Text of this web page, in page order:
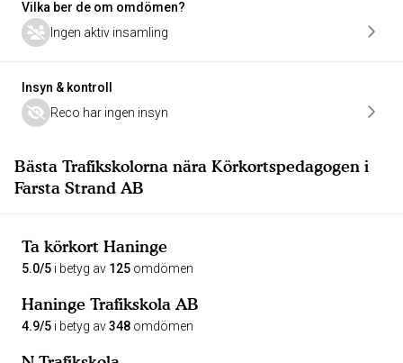
Vilka ber de om omdömen?
Ingen aktiv insamling
Insyn & kontroll
Reco har ingen insyn
Bästa Trafikskolorna nära Körkortspedagogen i
Farsta Strand AB
Ta körkort Haninge
5.0/5 i betyg av 125 omdömen
Haninge Trafikskola AB
4.9/5 i betyg av348 omdömen